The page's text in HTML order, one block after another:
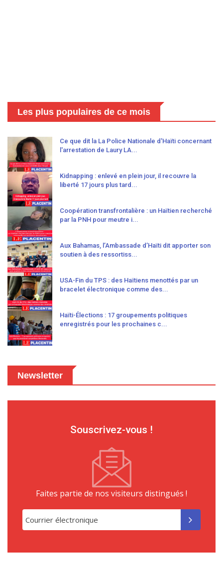
Les plus populaires de ce mois
Ce que dit la La Police Nationale d'Haïti concernant
l'arrestation de Laury LA...
Kidnapping : enlevé en plein jour, il recouvre la
liberté 17 jours plus tard...
Coopération transfrontalière : un Haïtien recherché
par la PNH pour meutre i...
Aux Bahamas, l’Ambassade d’Haïti dit apporter son
soutien à des ressortiss...
USA-Fin du TPS : des Haïtiens menottés par un
bracelet électronique comme des...
Haïti-Élections : 17 groupements politiques
enregistrés pour les prochaines c...
Newsletter
Souscrivez-vous !
Faites partie de nos visiteurs distingués !